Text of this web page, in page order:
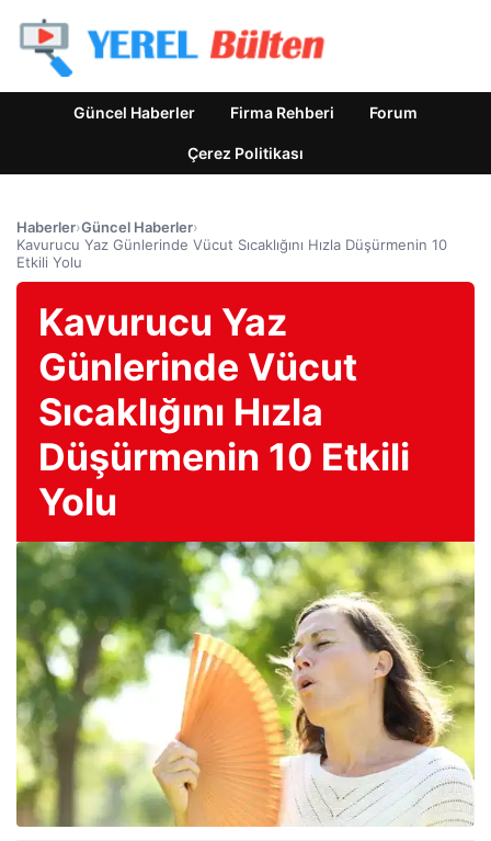
Güncel Haberler Firma Rehberi Forum
Çerez Politikası
Haberler›Güncel Haberler›
Kavurucu Yaz Günlerinde Vücut Sıcaklığını Hızla Düşürmenin 10
Etkili Yolu
Kavurucu Yaz
Günlerinde Vücut
Sıcaklığını Hızla
Düşürmenin 10 Etkili
Yolu